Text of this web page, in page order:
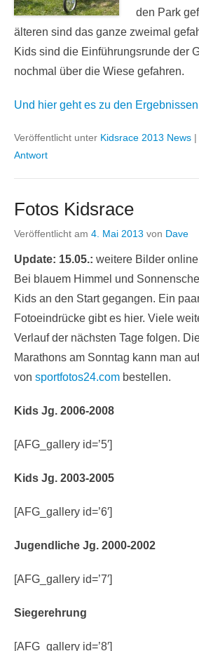
den Park
älteren sind das ganze zweimal
Kids sind die Einführungsrunde der
nochmal über die Wiese gefahren.
Und hier geht es zu den Ergebnissen
Veröffentlicht unter Kidsrace 2013 News |
Antwort
Fotos Kidsrace
Veröffentlicht am 4. Mai 2013 von Dave
Update: 15.05.: weitere Bilder online
Bei blauem Himmel und
Kids an den Start gegangen. Ein
Fotoeindrücke gibt es hier. Viele
Verlauf der nächsten Tage folgen.
Marathons am Sonntag kann man
von sportfotos24.com bestellen.
Kids Jg. 2006-2008
[AFG_gallery id=’5′]
Kids Jg. 2003-2005
[AFG_gallery id=’6′]
Jugendliche Jg. 2000-2002
[AFG_gallery id=’7′]
Siegerehrung
[AFG_gallery id=’8′]